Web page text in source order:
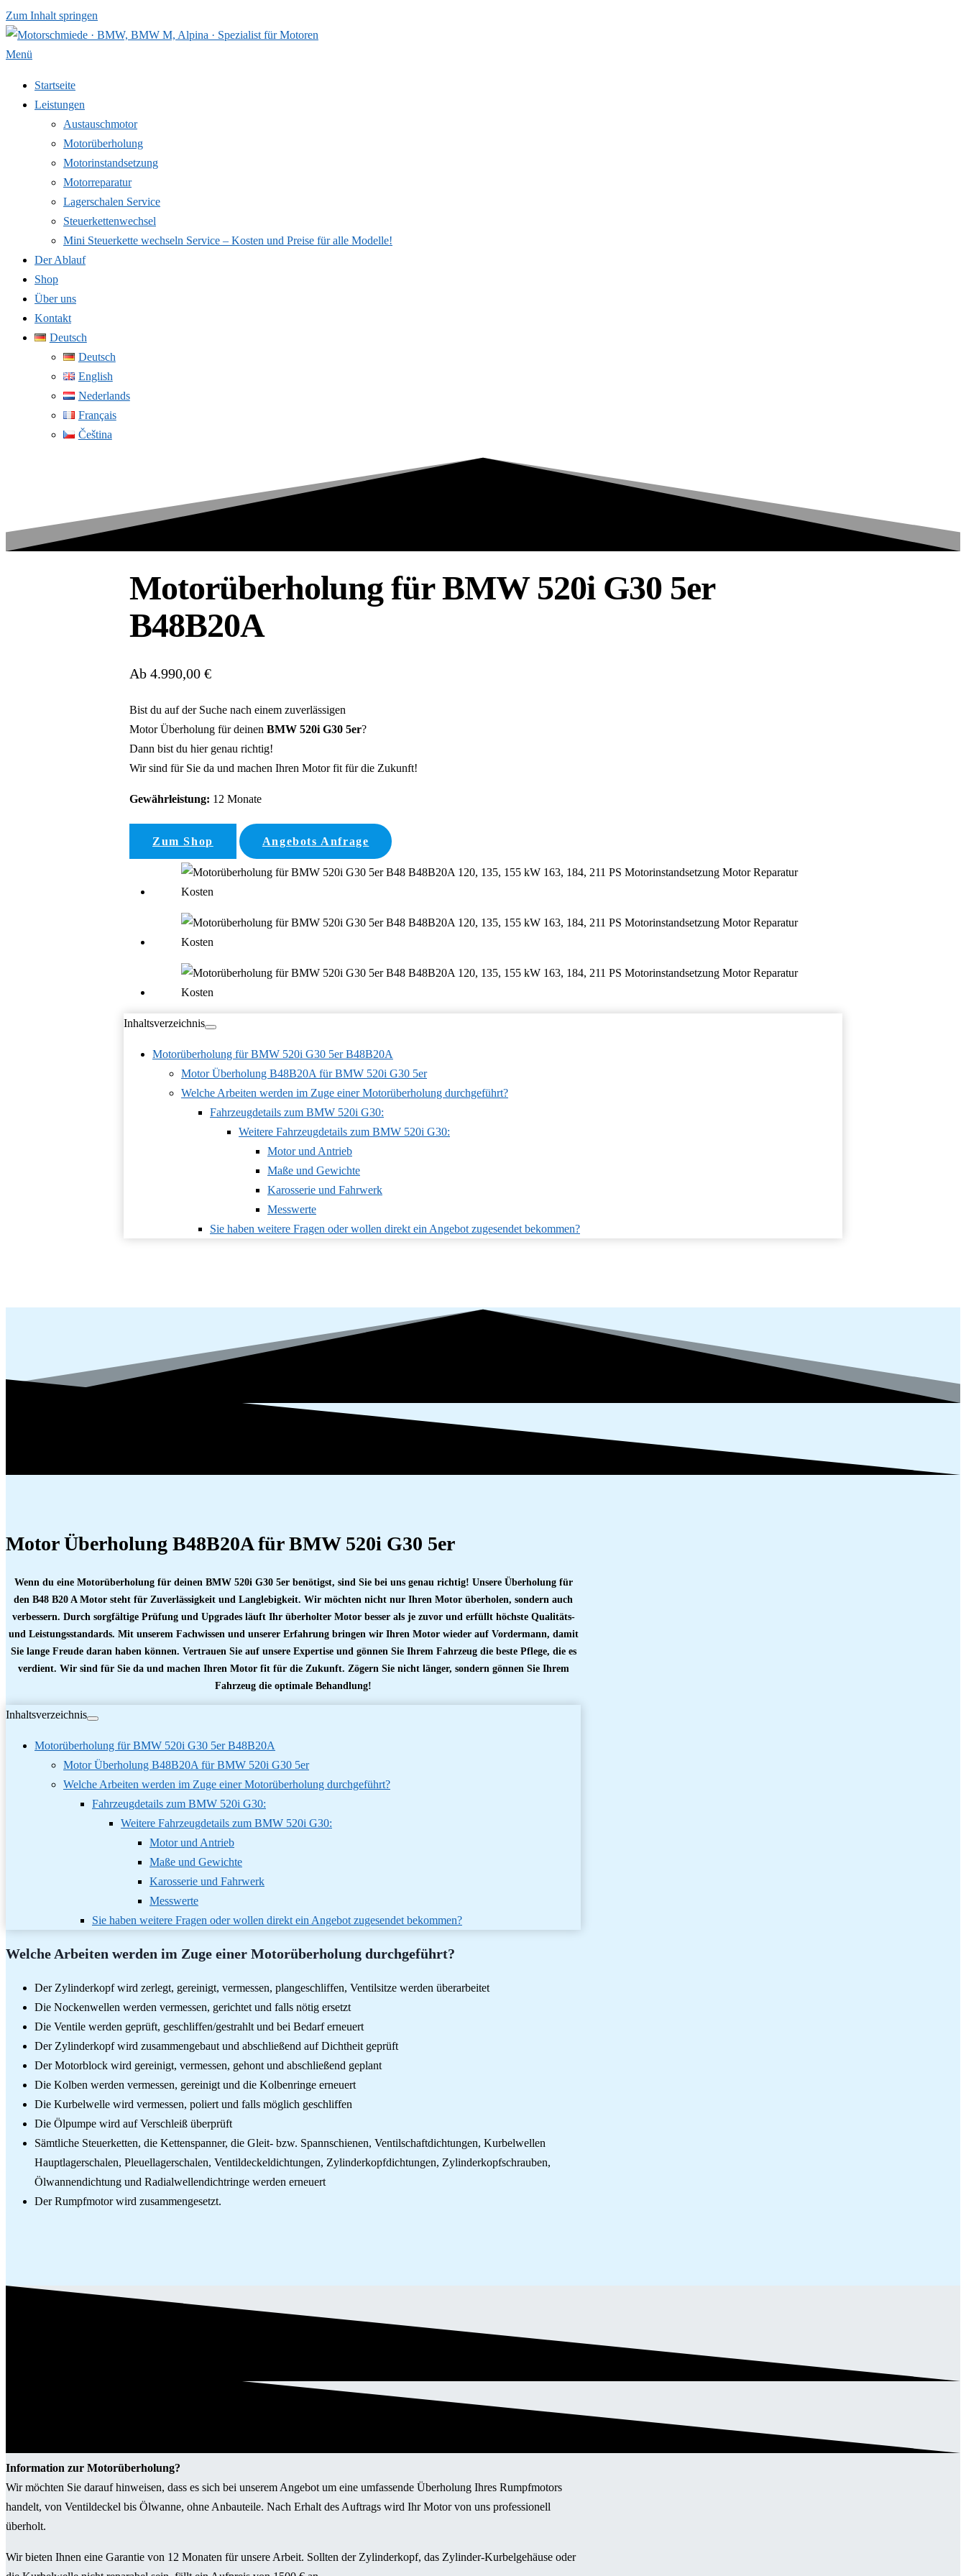
Zum Inhalt springen
Menü
Startseite
Leistungen
Austauschmotor
Motorüberholung
Motorinstandsetzung
Motorreparatur
Lagerschalen Service
Steuerkettenwechsel
Mini Steuer­kette wechseln Service – Kosten und Preise für alle Modelle!
Der Ablauf
Shop
Über uns
Kontakt
Deutsch
Deutsch
English
Nederlands
Français
Čeština
Motorüberholung für BMW 520i G30 5er
B48B20A
Ab 4.990,00 €
Bist du auf der Suche nach einem zuverlässigen
Motor Überholung für deinen BMW 520i G30 5er?
Dann bist du hier genau richtig!
Wir sind für Sie da und machen Ihren Motor fit für die Zukunft!
Gewährleistung: 12 Monate
Zum Shop Angebots Anfrage
Inhaltsverzeichnis
Motorüberholung für BMW 520i G30 5er B48B20A
Motor Überholung B48B20A für BMW 520i G30 5er
Welche Arbeiten werden im Zuge einer Motorüberholung durchgeführt?
Fahrzeugdetails zum BMW 520i G30:
Weitere Fahrzeugdetails zum BMW 520i G30:
Motor und Antrieb
Maße und Gewichte
Karosserie und Fahrwerk
Messwerte
Sie haben weitere Fragen oder wollen direkt ein Angebot zugesendet bekommen?
Motor Überholung B48B20A für BMW 520i G30 5er
Wenn du eine Motorüberholung für deinen BMW 520i G30 5er benötigst, sind Sie bei uns genau richtig! Unsere Überholung für
den B48 B20 A Motor steht für Zuverlässigkeit und Langlebigkeit. Wir möchten nicht nur Ihren Motor überholen, sondern auch
verbessern. Durch sorgfältige Prüfung und Upgrades läuft Ihr überholter Motor besser als je zuvor und erfüllt höchste Qualitäts-
und Leistungsstandards. Mit unserem Fachwissen und unserer Erfahrung bringen wir Ihren Motor wieder auf Vordermann, damit
Sie lange Freude daran haben können. Vertrauen Sie auf unsere Expertise und gönnen Sie Ihrem Fahrzeug die beste Pflege, die es
verdient. Wir sind für Sie da und machen Ihren Motor fit für die Zukunft. Zögern Sie nicht länger, sondern gönnen Sie Ihrem
Fahrzeug die optimale Behandlung!
Inhaltsverzeichnis
Motorüberholung für BMW 520i G30 5er B48B20A
Motor Überholung B48B20A für BMW 520i G30 5er
Welche Arbeiten werden im Zuge einer Motorüberholung durchgeführt?
Fahrzeugdetails zum BMW 520i G30:
Weitere Fahrzeugdetails zum BMW 520i G30:
Motor und Antrieb
Maße und Gewichte
Karosserie und Fahrwerk
Messwerte
Sie haben weitere Fragen oder wollen direkt ein Angebot zugesendet bekommen?
Welche Arbeiten werden im Zuge einer Motorüberholung durchgeführt?
Der Zylinderkopf wird zerlegt, gereinigt, vermessen, plangeschliffen, Ventilsitze werden überarbeitet
Die Nockenwellen werden vermessen, gerichtet und falls nötig ersetzt
Die Ventile werden geprüft, geschliffen/gestrahlt und bei Bedarf erneuert
Der Zylinderkopf wird zusammengebaut und abschließend auf Dichtheit geprüft
Der Motorblock wird gereinigt, vermessen, gehont und abschließend geplant
Die Kolben werden vermessen, gereinigt und die Kolbenringe erneuert
Die Kurbelwelle wird vermessen, poliert und falls möglich geschliffen
Die Ölpumpe wird auf Verschleiß überprüft
Sämtliche Steuerketten, die Kettenspanner, die Gleit- bzw. Spannschienen, Ventilschaftdichtungen, Kurbelwellen
Hauptlagerschalen, Pleuellagerschalen, Ventildeckeldichtungen, Zylinderkopfdichtungen, Zylinderkopfschrauben,
Ölwannendichtung und Radialwellendichtringe werden erneuert
Der Rumpfmotor wird zusammengesetzt.
Information zur Motorüberholung?
Wir möchten Sie darauf hinweisen, dass es sich bei unserem Angebot um eine umfassende Überholung Ihres Rumpfmotors
handelt, von Ventildeckel bis Ölwanne, ohne Anbauteile. Nach Erhalt des Auftrags wird Ihr Motor von uns professionell
überholt.
Wir bieten Ihnen eine Garantie von 12 Monaten für unsere Arbeit. Sollten der Zylinderkopf, das Zylinder-Kurbelgehäuse oder